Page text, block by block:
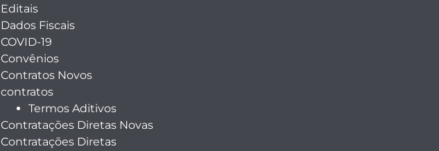
Editais
Dados Fiscais
COVID-19
Convênios
Contratos Novos
contratos
Termos Aditivos
Contratações Diretas Novas
Contratações Diretas